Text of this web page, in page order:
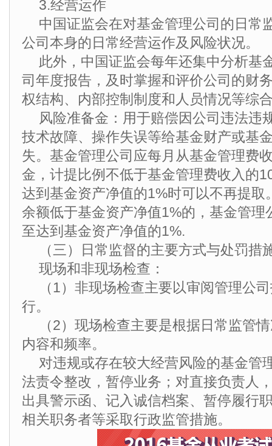
3.经营运作
中国证监会在对基金管理公司的日常
公司本身的日常经营运作及风险状况。
此外，中国证监会每年还集中分析基
司年度报告，及时掌握和评价公司的财
权结构、内部控制制度和人员情况等综
风险准备金：用于赔偿因公司违法违
技术故障、操作失误等给基金财产或基
失。基金管理公司应每月从基金管理费
金，计提比例不低于基金管理费收入的
达到基金资产净值的1%时可以不再提取
余额低于基金资产净值1%的，基金管理
至达到基金资产净值的1%.
（三）日常监督的主要方式与处罚措
现场和非现场检查：
（1）非现场检查主要以审阅管理公
行。
（2）现场检查主要是根据日常监管
内容和频率。
对违规或存在较大经营风险的基金管
法责令整改，暂停业务；对直接负责人
出具警示函、记入诚信档案、暂停履行
相关职务者等采取行政监管措施。